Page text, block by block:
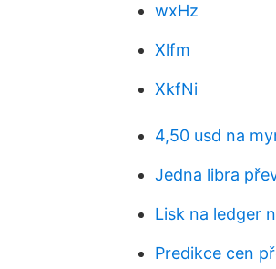
wxHz
Xlfm
XkfNi
4,50 usd na
Jedna libra
Lisk na ledger
Predikce cen